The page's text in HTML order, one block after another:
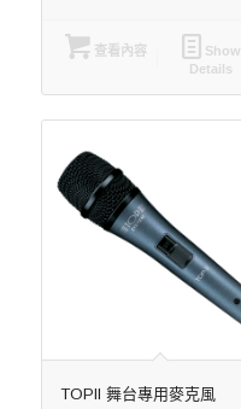
查看內容
Show
Details
TOPII 舞台專用麥克風